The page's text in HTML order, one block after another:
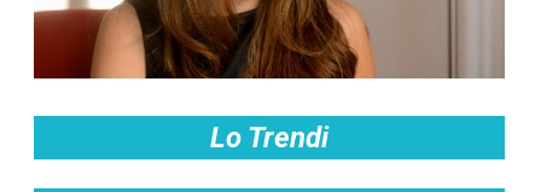
Lo Trendi